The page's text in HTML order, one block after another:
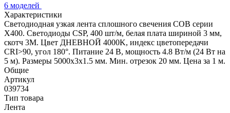
6 моделей
Характеристики
Светодиодная узкая лента сплошного свечения COB серии
X400. Светодиоды CSP, 400 шт/м, белая плата шириной 3 мм,
скотч 3M. Цвет ДНЕВНОЙ 4000K, индекс цветопередачи
CRI>90, угол 180°. Питание 24 В, мощность 4.8 Вт/м (24 Вт на
5 м). Размеры 5000х3х1.5 мм. Мин. отрезок 20 мм. Цена за 1 м.
Общие
Артикул
039734
Тип товара
Лента